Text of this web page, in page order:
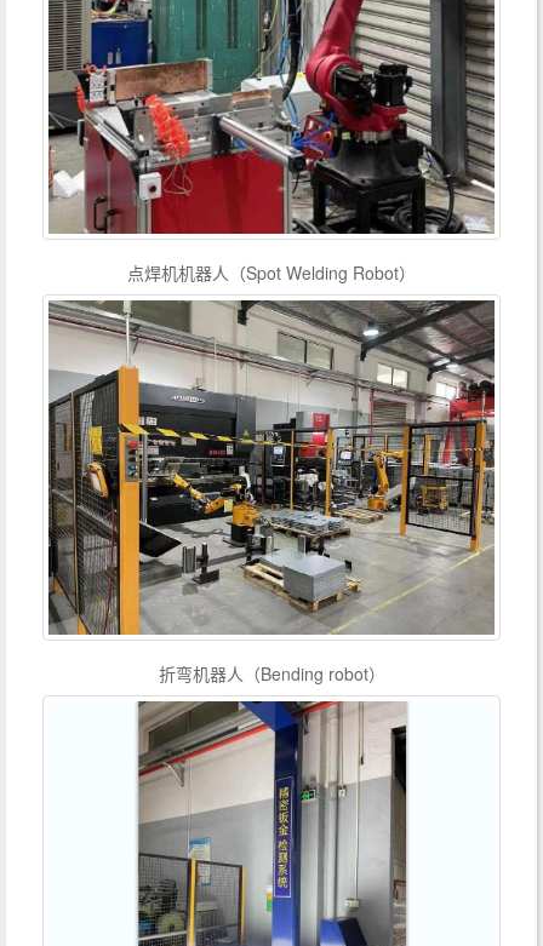
点焊机机器人（Spot Welding Robot）
折弯机器人（Bending robot）